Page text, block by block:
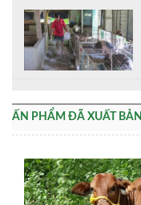
ẤN PHẨM ĐÃ XUẤT BẢN